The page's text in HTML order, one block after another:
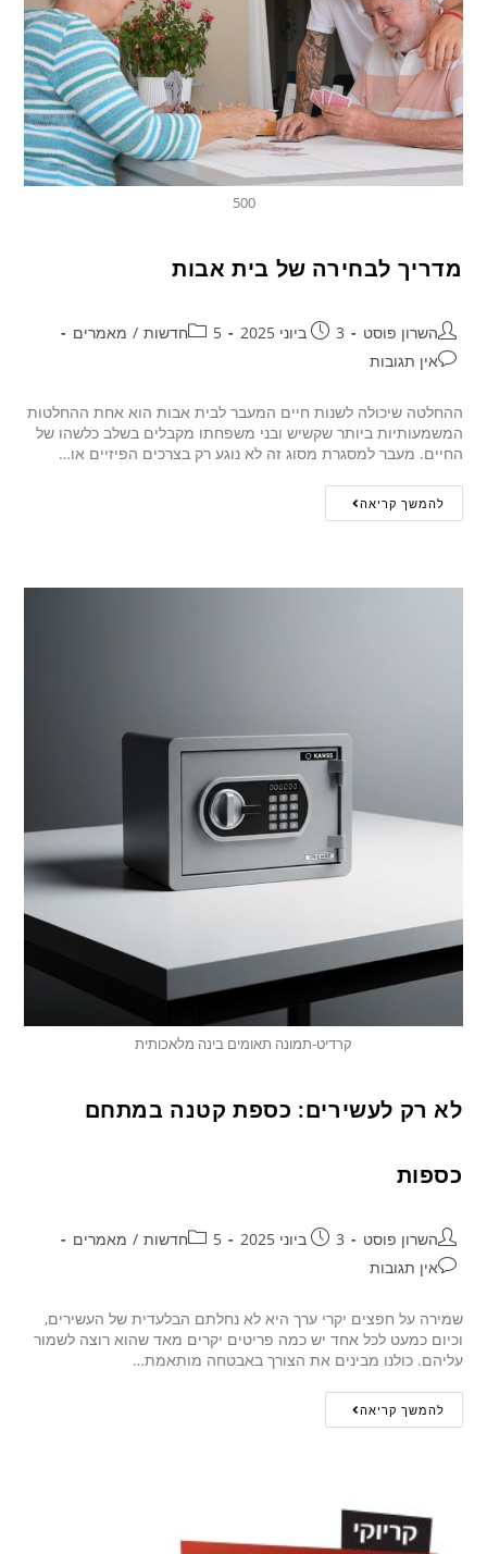
500
מדריך לבחירה של בית אבות
השרון פוסט 3 ביוני 2025 5חדשות / מאמרים
אין תגובות
ההחלטה שיכולה לשנות חיים המעבר לבית אבות הוא אחת ההחלטות
המשמעותיות ביותר שקשיש ובני משפחתו מקבלים בשלב כלשהו של
החיים. מעבר למסגרת מסוג זה לא נוגע רק בצרכים הפיזיים או…
להמשך קריאה
קרדיט-תמונה תאומים בינה מלאכותית
לא רק לעשירים: כספת קטנה במתחם
כספות
השרון פוסט 3 ביוני 2025 5חדשות / מאמרים
אין תגובות
שמירה על חפצים יקרי ערך היא לא נחלתם הבלעדית של העשירים,
וכיום כמעט לכל אחד יש כמה פריטים יקרים מאד שהוא רוצה לשמור
עליהם. כולנו מבינים את הצורך באבטחה מותאמת…
להמשך קריאה